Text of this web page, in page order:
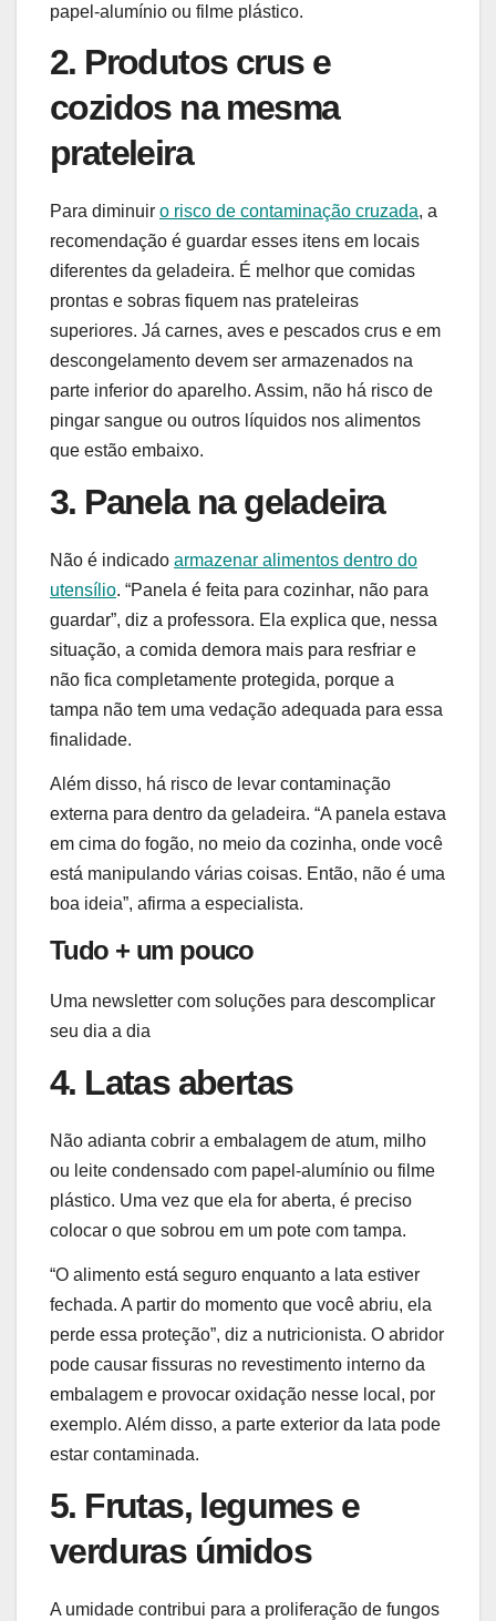
papel-alumínio ou filme plástico.
2. Produtos crus e
cozidos na mesma
prateleira
Para diminuir o risco de contaminação cruzada, a
recomendação é guardar esses itens em locais
diferentes da geladeira. É melhor que comidas
prontas e sobras fiquem nas prateleiras
superiores. Já carnes, aves e pescados crus e em
descongelamento devem ser armazenados na
parte inferior do aparelho. Assim, não há risco de
pingar sangue ou outros líquidos nos alimentos
que estão embaixo.
3. Panela na geladeira
Não é indicado armazenar alimentos dentro do
utensílio. “Panela é feita para cozinhar, não para
guardar”, diz a professora. Ela explica que, nessa
situação, a comida demora mais para resfriar e
não fica completamente protegida, porque a
tampa não tem uma vedação adequada para essa
finalidade.
Além disso, há risco de levar contaminação
externa para dentro da geladeira. “A panela estava
em cima do fogão, no meio da cozinha, onde você
está manipulando várias coisas. Então, não é uma
boa ideia”, afirma a especialista.
Tudo + um pouco
Uma newsletter com soluções para descomplicar
seu dia a dia
4. Latas abertas
Não adianta cobrir a embalagem de atum, milho
ou leite condensado com papel-alumínio ou filme
plástico. Uma vez que ela for aberta, é preciso
colocar o que sobrou em um pote com tampa.
“O alimento está seguro enquanto a lata estiver
fechada. A partir do momento que você abriu, ela
perde essa proteção”, diz a nutricionista. O abridor
pode causar fissuras no revestimento interno da
embalagem e provocar oxidação nesse local, por
exemplo. Além disso, a parte exterior da lata pode
estar contaminada.
5. Frutas, legumes e
verduras úmidos
A umidade contribui para a proliferação de fungos